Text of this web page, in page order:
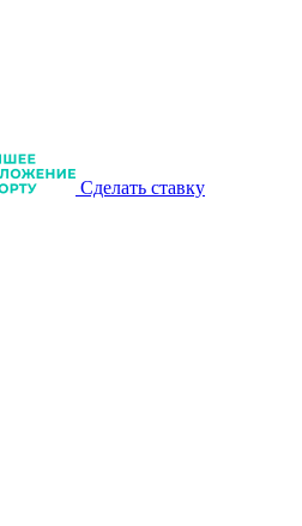
Сделать ставку